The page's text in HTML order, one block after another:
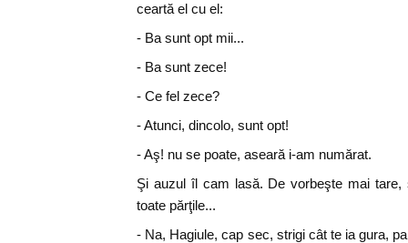
ceartă el cu el:
- Ba sunt opt mii...
- Ba sunt zece!
- Ce fel zece?
- Atunci, dincolo, sunt opt!
- Aş! nu se poate, aseară i-am numărat.
Şi auzul îl cam lasă. De vorbeşte mai
toate părţile...
- Na, Hagiule, cap sec, strigi cât te ia gura,